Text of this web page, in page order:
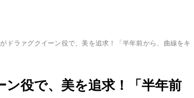
ドラァグクイーン役で、美を追求！「半年前から、曲線をキ
役で、美を追求！「半年前